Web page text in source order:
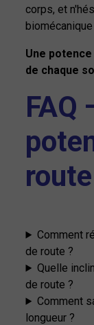
corps, et
Une
de chaque
FAQ
route
Comment
de route ?
Quelle
de route ?
Comment
longueur ?